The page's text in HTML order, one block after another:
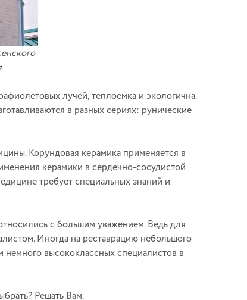
лучей, теплоемка и экологична.
в разных сериях: рунические
Корундовая керамика применяется в
керамики в сердечно-сосудистой
требует специальных знаний и
с большим уважением. Ведь для
Иногда на реставрацию небольшого
высококлассных специалистов в
Решать Вам.